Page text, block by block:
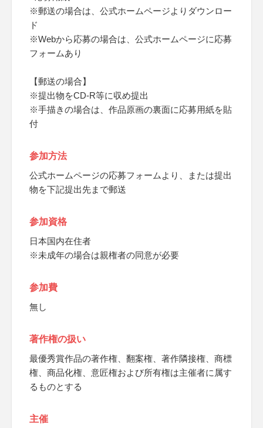
※郵送の場合は、公式ホームページよりダウンロー
ド
※Webから応募の場合は、公式ホームページに応募
フォームあり
【郵送の場合】
※提出物をCD-R等に収め提出
※手描きの場合は、作品原画の裏面に応募用紙を貼
付
参加方法
公式ホームページの応募フォームより、または提出
物を下記提出先まで郵送
参加資格
日本国内在住者
※未成年の場合は親権者の同意が必要
参加費
無し
著作権の扱い
最優秀賞作品の著作権、翻案権、著作隣接権、商標
権、商品化権、意匠権および所有権は主催者に属す
るものとする
主催